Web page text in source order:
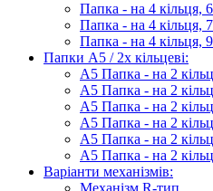
Папка - на 4 кільця,
Папка - на 4 кільця,
Папка - на 4 кільця,
Папки А5 / 2х кільцеві:
А5 Папка - на 2
А5 Папка - на 2
А5 Папка - на 2
А5 Папка - на 2
А5 Папка - на 2
А5 Папка - на 2
Варіанти механізмів: